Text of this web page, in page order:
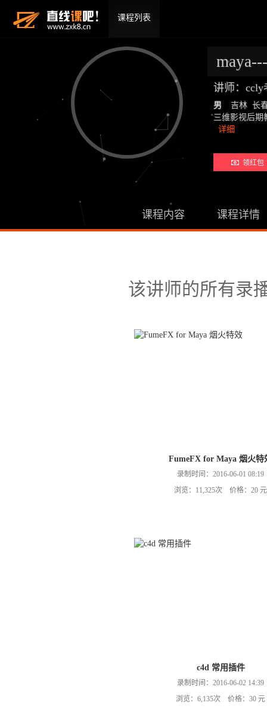
课程列表
讲师：ccly
男
吉林 长
三维影视后期
详细
领红包
课程内容 课程详情
该讲师的所有录
FumeFX for Maya 烟火特
录制时间：2016-06-01 08:19
浏览：11,325次 价格：20 元
c4d 常用插件
录制时间：2016-06-02 14:39
浏览：6,135次 价格：30 元